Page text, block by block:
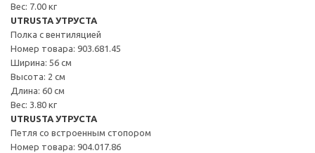
Вес: 7.00 кг
UTRUSTA УТРУСТА
Полка с вентиляцией
Номер товара: 903.681.45
Ширина: 56 см
Высота: 2 см
Длина: 60 см
Вес: 3.80 кг
UTRUSTA УТРУСТА
Петля со встроенным стопором
Номер товара: 904.017.86